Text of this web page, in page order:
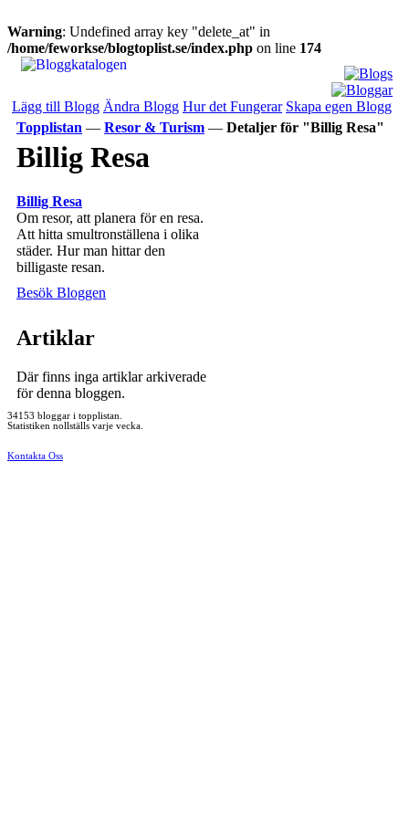
Warning: Undefined array key "delete_at" in
/home/feworkse/blogtoplist.se/index.php on line 174
Lägg till Blogg Ändra Blogg Hur det Fungerar Skapa egen Blogg
Topplistan — Resor & Turism — Detaljer för "Billig Resa"
Billig Resa
Billig Resa
Om resor, att planera för en resa.
Att hitta smultronställena i olika
städer. Hur man hittar den
billigaste resan.
Besök Bloggen
Artiklar
Där finns inga artiklar arkiverade
för denna bloggen.
34153 bloggar i topplistan.
Statistiken nollställs varje vecka.
Kontakta Oss